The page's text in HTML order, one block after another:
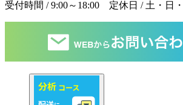
受付時間 / 9:00～18:00 定休日 / 土・日